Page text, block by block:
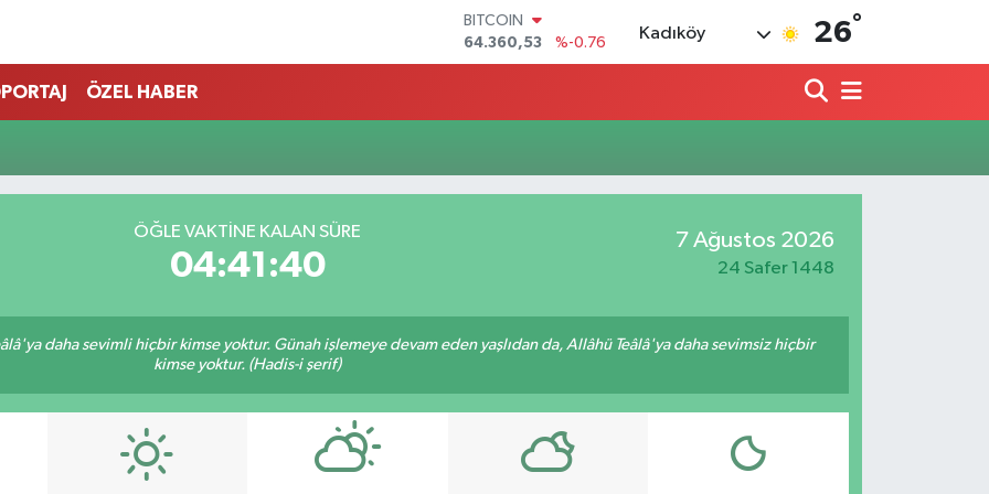
BITCOIN
64.360,53
%-0.76
DOLAR
64,2463
%0.07
GRAM ALTIN
Kadıköy 26°
ÖZEL HABER
ÖĞLE VAKTINE KALAN SÜRE
04:41:40
7 Ağustos 2026
24 Safer 1448
daha sevimli hiçbir kimse yoktur. Günah işlemeye devam eden yaşlıdan da, Allâhü Teâlâ'ya daha sevimsiz hiçbir
kimse yoktur. (Hadis-i şerif)